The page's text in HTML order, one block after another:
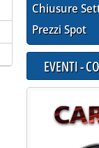
Chiusure
Prezzi Spot
EVENTI -